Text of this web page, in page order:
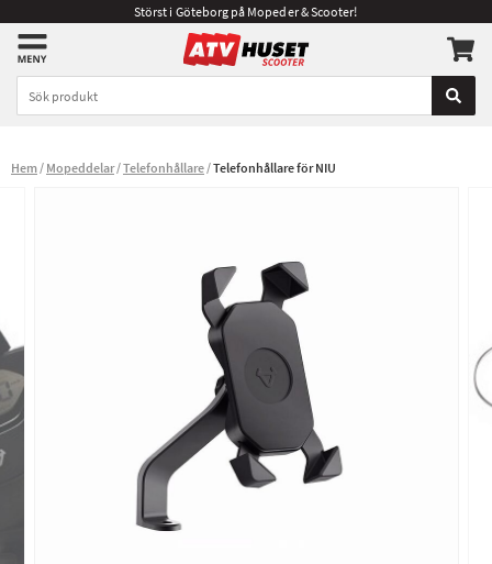
Störst i Göteborg på Mopeder & Scooter!
Hem Mopeddelar Telefonhållare Telefonhållare för NIU